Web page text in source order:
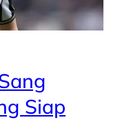
Siap